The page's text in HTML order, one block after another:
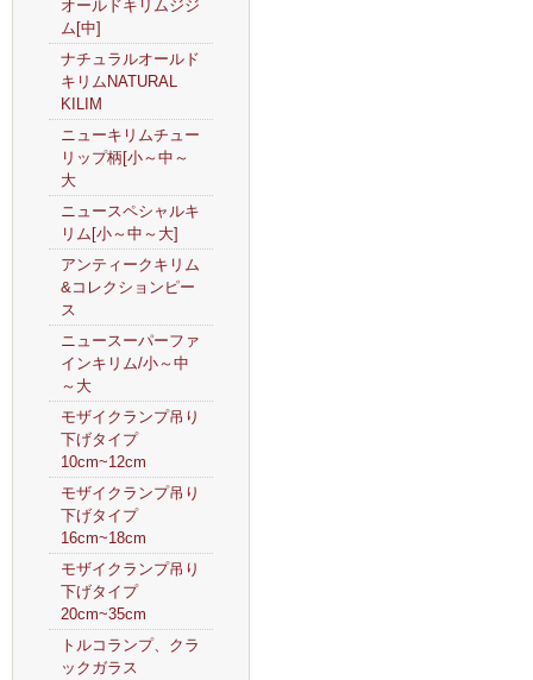
オールドキリムジジ
ム[中]
ナチュラルオールド
キリムNATURAL
KILIM
ニューキリムチュー
リップ柄[小～中～
大
ニュースペシャルキ
リム[小～中～大]
アンティークキリム
&コレクションピー
ス
ニュースーパーファ
インキリム/小～中
～大
モザイクランプ吊り
下げタイプ
10cm~12cm
モザイクランプ吊り
下げタイプ
16cm~18cm
モザイクランプ吊り
下げタイプ
20cm~35cm
トルコランプ、クラ
ックガラス